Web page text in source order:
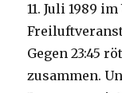
11. Juli 1989
Gegen 23:45
zusammen.